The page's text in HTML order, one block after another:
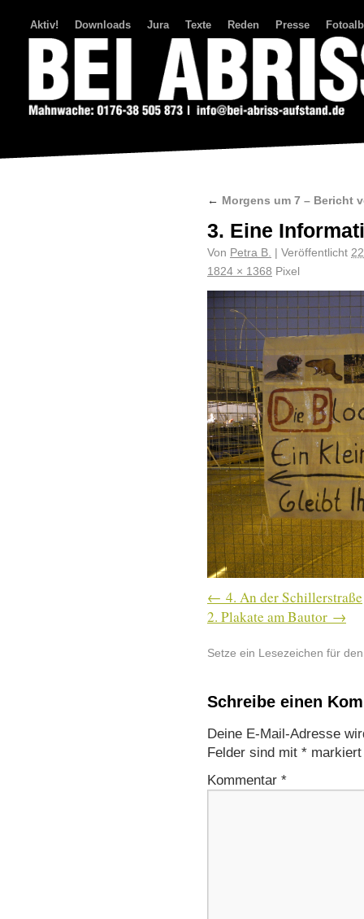
Aktiv! Downloads Jura Texte Reden Presse
← Morgens um 7 – Bericht
3. Eine
Von Petra B. Veröffentlicht
1824 × 1368 Pixel
4. An der Schillerstraße
2. Plakate am Bautor
Setze ein Lesezeichen für
Schreibe einen
Deine E-Mail-Adresse
Felder sind mit * markiert
Kommentar *